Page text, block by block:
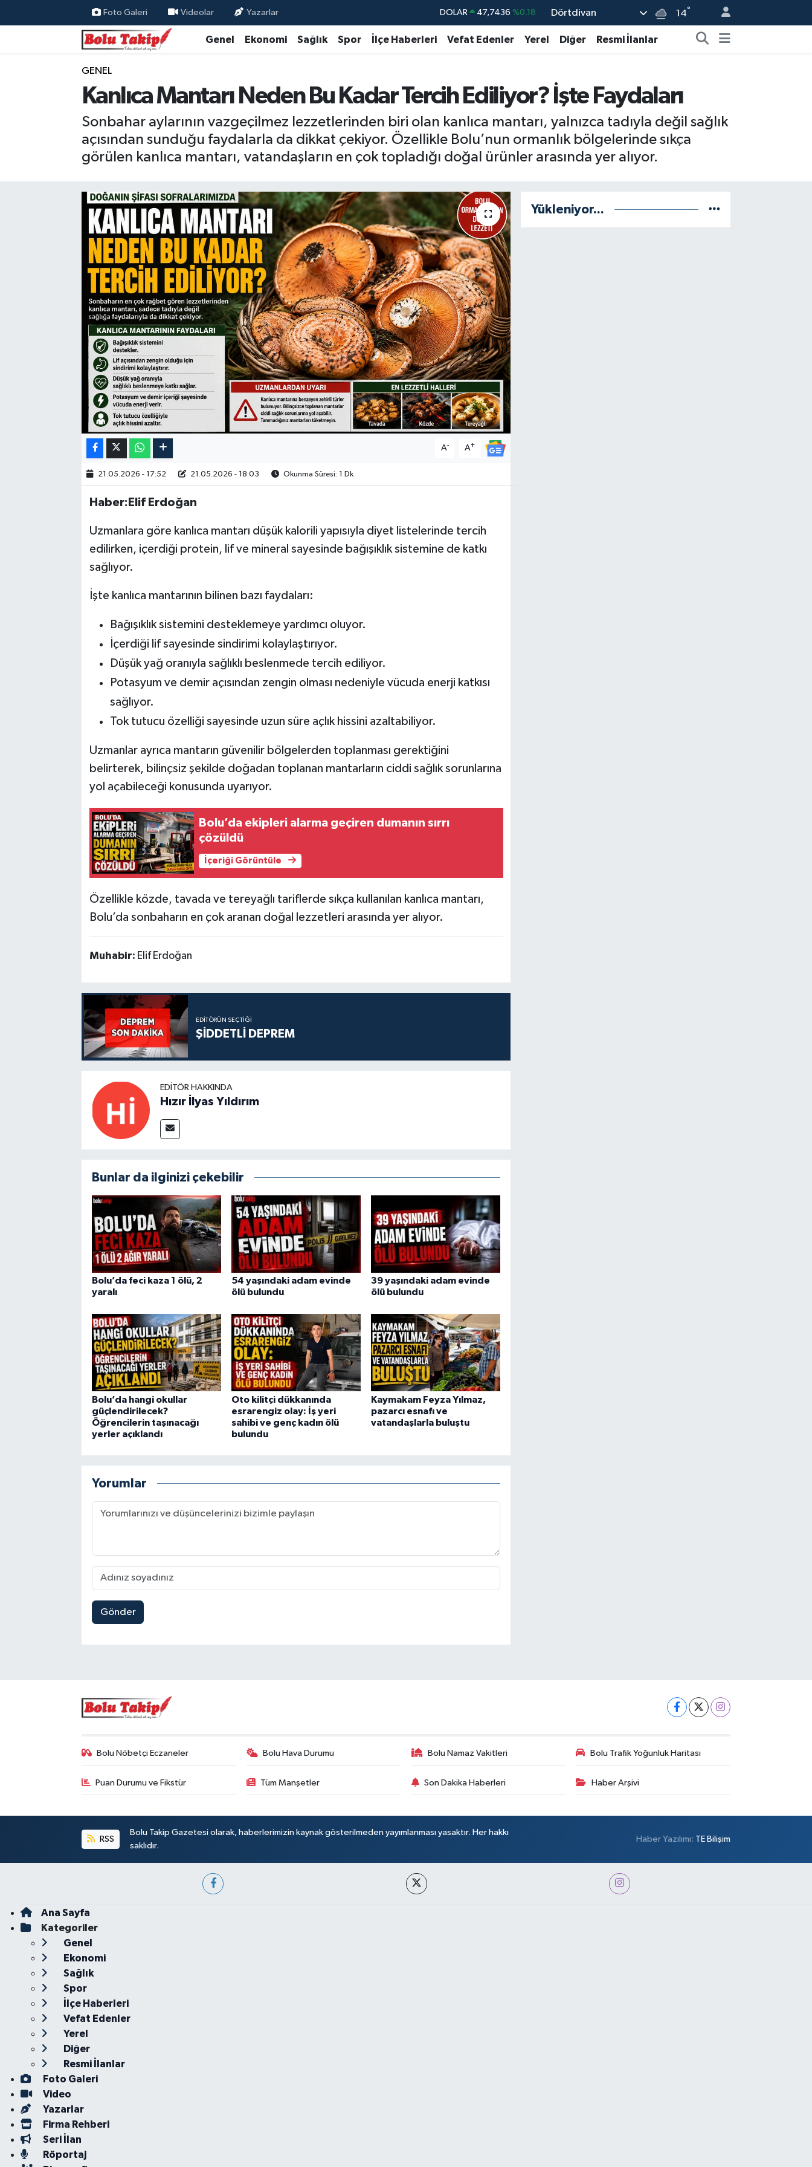
Foto Galeri Videolar Yazarlar DOLAR 47,7436 %0.18
EURO 55,2510 %0.32
BİST100 13.779 %-14
BITCOIN 64.960,21 %0.87
Dörtdivan 14°
Genel Ekonomi Sağlık Spor İlçe Haberleri Vefat Edenler Yerel Diğer Resmi İlanlar
GENEL
Kanlıca Mantarı Neden Bu Kadar Tercih Ediliyor? İşte Faydaları
Sonbahar aylarının vazgeçilmez lezzetlerinden biri olan kanlıca mantarı, yalnızca tadıyla değil sağlık
açısından sunduğu faydalarla da dikkat çekiyor. Özellikle Bolu’nun ormanlık bölgelerinde sıkça
görülen kanlıca mantarı, vatandaşların en çok topladığı doğal ürünler arasında yer alıyor.
A- A+
21.05.2026 - 17:52 21.05.2026 - 18:03 Okunma Süresi: 1 Dk
Haber:Elif Erdoğan
Uzmanlara göre kanlıca mantarı düşük kalorili yapısıyla diyet listelerinde tercih
edilirken, içerdiği protein, lif ve mineral sayesinde bağışıklık sistemine de katkı
sağlıyor.
İşte kanlıca mantarının bilinen bazı faydaları:
Bağışıklık sistemini desteklemeye yardımcı oluyor.
İçerdiği lif sayesinde sindirimi kolaylaştırıyor.
Düşük yağ oranıyla sağlıklı beslenmede tercih ediliyor.
Potasyum ve demir açısından zengin olması nedeniyle vücuda enerji katkısı
sağlıyor.
Tok tutucu özelliği sayesinde uzun süre açlık hissini azaltabiliyor.
Uzmanlar ayrıca mantarın güvenilir bölgelerden toplanması gerektiğini
belirterek, bilinçsiz şekilde doğadan toplanan mantarların ciddi sağlık sorunlarına
yol açabileceği konusunda uyarıyor.
Bolu’da ekipleri alarma geçiren dumanın sırrı
çözüldü
İçeriği Görüntüle
Özellikle közde, tavada ve tereyağlı tariflerde sıkça kullanılan kanlıca mantarı,
Bolu’da sonbaharın en çok aranan doğal lezzetleri arasında yer alıyor.
Muhabir: Elif Erdoğan
EDITÖRÜN SEÇTIĞI
ŞİDDETLİ DEPREM
EDITÖR HAKKINDA
Hızır İlyas Yıldırım
Bunlar da ilginizi çekebilir
Bolu’da feci kaza 1 ölü, 2
yaralı
54 yaşındaki adam evinde
ölü bulundu
39 yaşındaki adam evinde
ölü bulundu
Bolu’da hangi okullar
güçlendirilecek?
Öğrencilerin taşınacağı
yerler açıklandı
Oto kilitçi dükkanında
esrarengiz olay: İş yeri
sahibi ve genç kadın ölü
bulundu
Kaymakam Feyza Yılmaz,
pazarcı esnafı ve
vatandaşlarla buluştu
Yorumlar
Gönder
Yükleniyor...
Bolu Nöbetçi Eczaneler Bolu Hava Durumu Bolu Namaz Vakitleri Bolu Trafik Yoğunluk Haritası
Puan Durumu ve Fikstür Tüm Manşetler Son Dakika Haberleri Haber Arşivi
RSS
Bolu Takip Gazetesi olarak, haberlerimizin kaynak gösterilmeden yayımlanması yasaktır. Her hakkı
saklıdır.
Haber Yazılımı: TE Bilişim
Ana Sayfa
Kategoriler
Genel
Ekonomi
Sağlık
Spor
İlçe Haberleri
Vefat Edenler
Yerel
Diğer
Resmi İlanlar
Foto Galeri
Video
Yazarlar
Firma Rehberi
Seri İlan
Röportaj